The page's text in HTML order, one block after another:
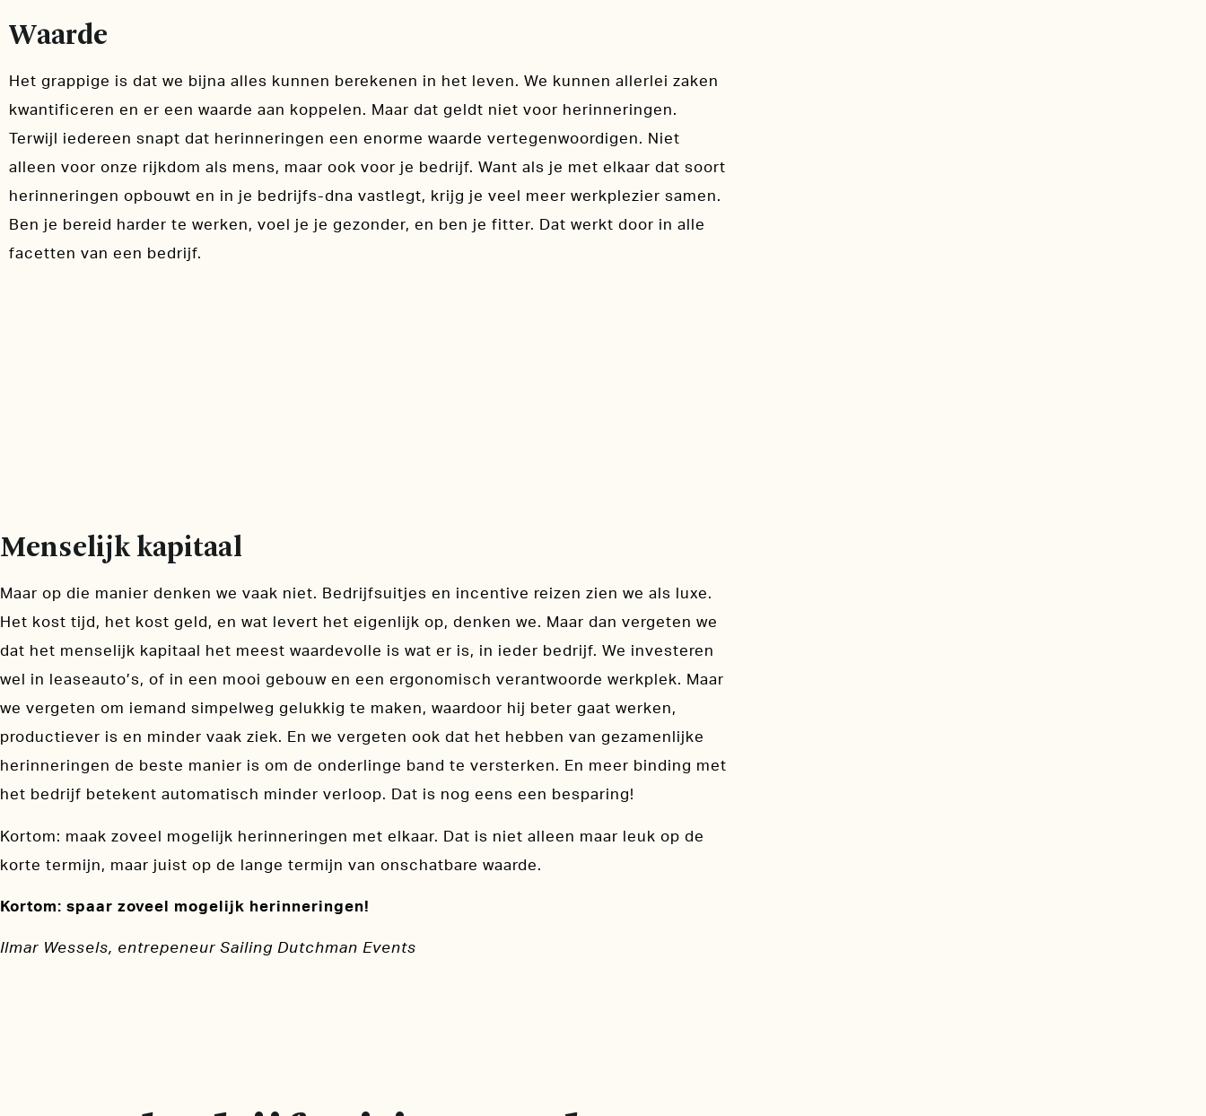
Waarde
Het grappige is dat we bijna alles kunnen berekenen in het leven. We kunnen allerlei zaken
kwantificeren en er een waarde aan koppelen. Maar dat geldt niet voor herinneringen.
Terwijl iedereen snapt dat herinneringen een enorme waarde vertegenwoordigen. Niet
alleen voor onze rijkdom als mens, maar ook voor je bedrijf. Want als je met elkaar dat soort
herinneringen opbouwt en in je bedrijfs-dna vastlegt, krijg je veel meer werkplezier samen.
Ben je bereid harder te werken, voel je je gezonder, en ben je fitter. Dat werkt door in alle
facetten van een bedrijf.
Menselijk kapitaal
Maar op die manier denken we vaak niet. Bedrijfsuitjes en incentive reizen zien we als luxe.
Het kost tijd, het kost geld, en wat levert het eigenlijk op, denken we. Maar dan vergeten we
dat het menselijk kapitaal het meest waardevolle is wat er is, in ieder bedrijf. We investeren
wel in leaseauto’s, of in een mooi gebouw en een ergonomisch verantwoorde werkplek. Maar
we vergeten om iemand simpelweg gelukkig te maken, waardoor hij beter gaat werken,
productiever is en minder vaak ziek. En we vergeten ook dat het hebben van gezamenlijke
herinneringen de beste manier is om de onderlinge band te versterken. En meer binding met
het bedrijf betekent automatisch minder verloop. Dat is nog eens een besparing!
Kortom: maak zoveel mogelijk herinneringen met elkaar. Dat is niet alleen maar leuk op de
korte termijn, maar juist op de lange termijn van onschatbare waarde.
Kortom: spaar zoveel mogelijk herinneringen!
Ilmar Wessels, entrepeneur Sailing Dutchman Events